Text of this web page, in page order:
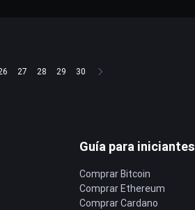
27 28 29 30
Guía para iniciantes
Comprar Bitcoin
Comprar Ethereum
Comprar Cardano